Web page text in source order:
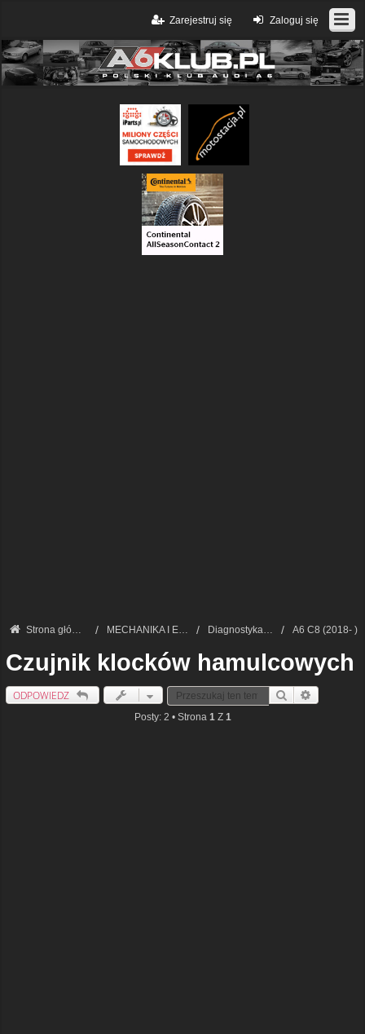
Zaloguj się
Zarejestruj się
Strona główna MECHANIKA I ELEKTRONIKA — FORUM TECHNICZNE Diagnostyka VAG A6 C8 (2018- )
Czujnik klocków hamulcowych
ODPOWIEDZ Szukaj
Posty: 2 • Strona 1 Z 1